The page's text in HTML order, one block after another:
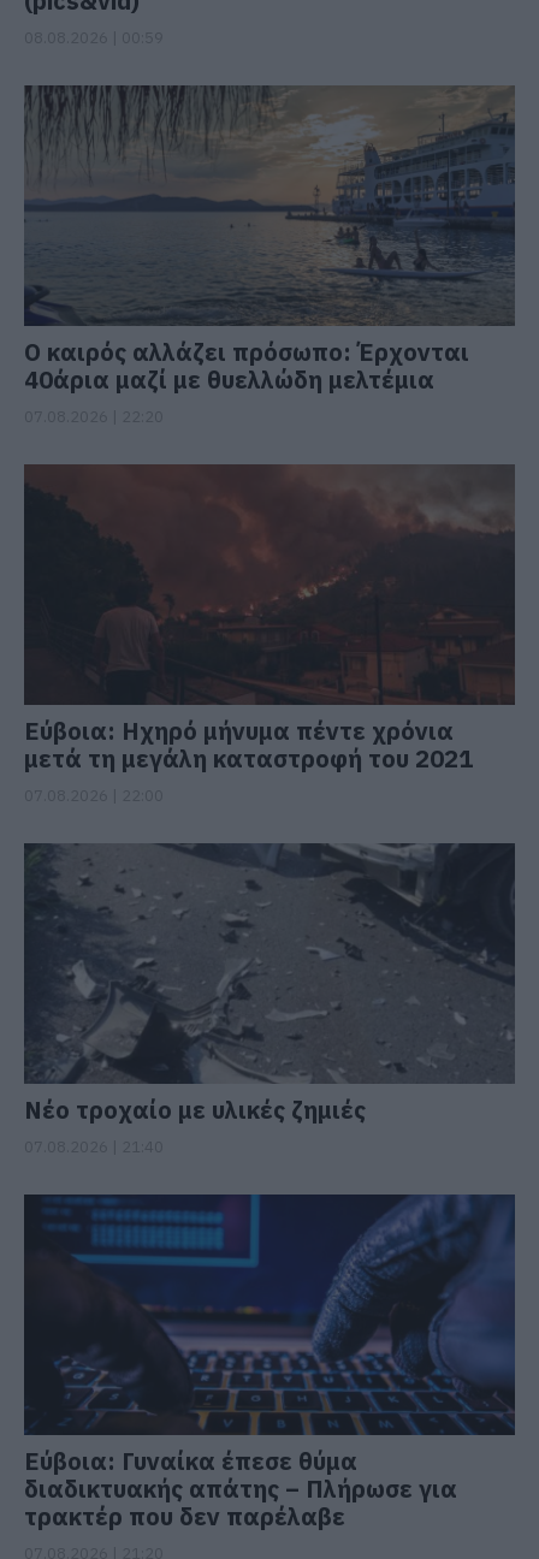
Ο καιρός αλλάζει πρόσωπο: Έρχονται
40άρια μαζί με θυελλώδη μελτέμια
Εύβοια: Ηχηρό μήνυμα πέντε χρόνια
μετά τη μεγάλη καταστροφή του 2021
Νέο τροχαίο με υλικές ζημιές
Εύβοια: Γυναίκα έπεσε θύμα
διαδικτυακής απάτης – Πλήρωσε για
τρακτέρ που δεν παρέλαβε